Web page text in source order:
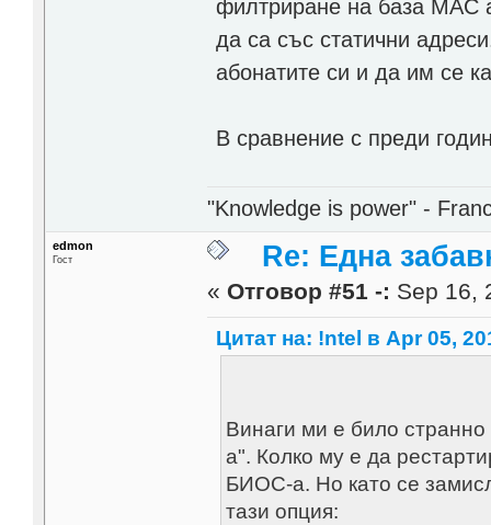
филтриране на база MAC
да са със статични
абонатите си и да им се
В сравнение с преди
"Knowledge is power" -
edmon
Гост Re: Една
« Отговор #51 -: Sep 16,
Цитат на: !ntel в Apr 05,
Винаги ми е било странно
а". Колко му е да
БИОС-а. Но като се
тази опция: